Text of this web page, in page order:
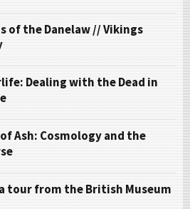
of the Danelaw // Vikings
Dealing with the Dead in
Ash: Cosmology and the
tour from the British Museum